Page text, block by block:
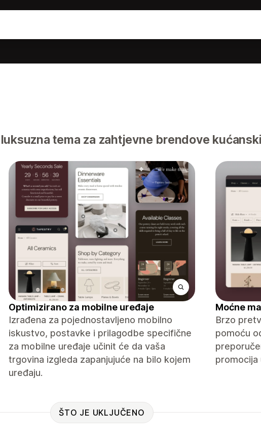
tema za zahtjevne brendove
Optimizirano za mobilne uređaje
Izrađena za pojednostavljeno mobilno
iskustvo, postavke i prilagodbe specifične
za mobilne uređaje učinit će da vaša
trgovina izgleda zapanjujuće na bilo kojem
uređaju.
Moćne
Brzo
pomoću
promocija
ŠTO JE UKLJUČENO